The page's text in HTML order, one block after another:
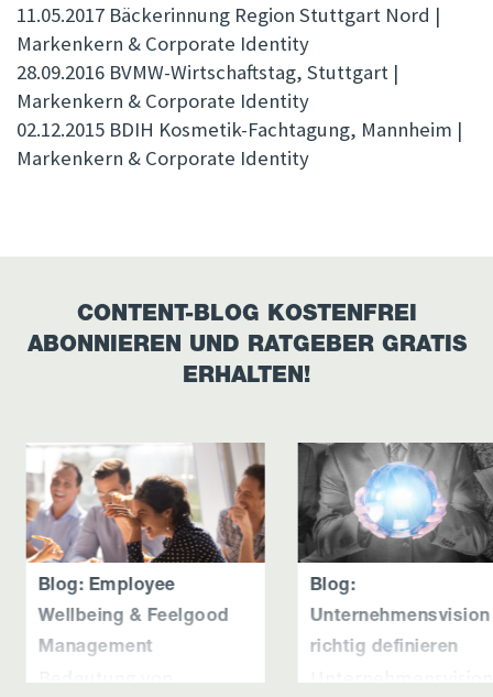
11.05.2017 Bäckerinnung Region Stuttgart Nord |
Markenkern & Corporate Identity
28.09.2016 BVMW-Wirtschaftstag, Stuttgart |
Markenkern & Corporate Identity
02.12.2015 BDIH Kosmetik-Fachtagung, Mannheim |
Markenkern & Corporate Identity
CONTENT-BLOG KOSTENFREI
ABONNIEREN UND RATGEBER GRATIS
ERHALTEN!
Blog: Employee
Wellbeing & Feelgood
Management
Bedeutung von
Blog:
Unternehmensvision
richtig definieren
Unternehmensvision: